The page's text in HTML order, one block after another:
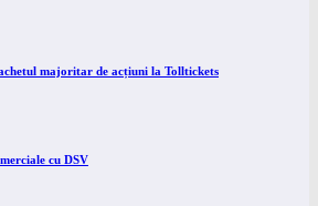
majoritar de acțiuni la Tolltickets
cu DSV